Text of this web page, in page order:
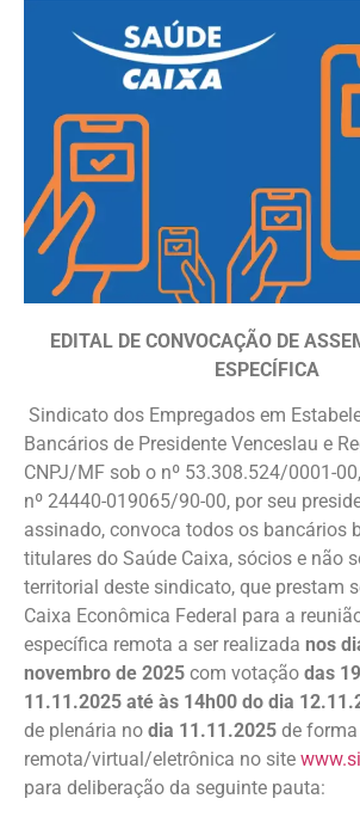
EDITAL DE CONVOCAÇÃO DE
ESPECÍFICA
Sindicato dos Empregados em
Bancários de Presidente Venceslau e
CNPJ/MF sob o nº 53.308.524/0001-
nº 24440-019065/90-00, por seu
assinado, convoca todos os bancários
titulares do Saúde Caixa, sócios e não
territorial deste sindicato, que prestam
Caixa Econômica Federal para a
específica remota a ser realizada nos
novembro de 2025 com votação das
11.11.2025 até às 14h00 do dia
de plenária no dia 11.11.2025 de forma
remota/virtual/eletrônica no site
para deliberação da seguinte pauta: